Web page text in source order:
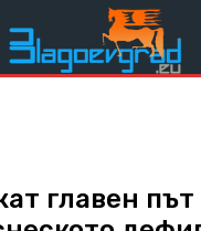
главен